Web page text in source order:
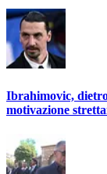
Ibrahimovic,
motivazione